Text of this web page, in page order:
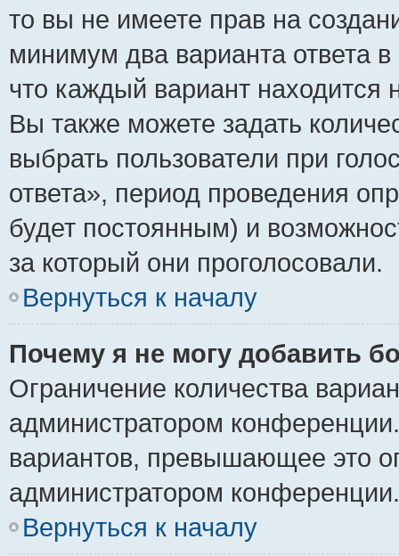
то вы не имеете прав на
минимум два варианта ответа
что каждый вариант находится
Вы также можете задать
выбрать пользователи при
ответа», период проведения
будет постоянным) и
за который они проголосовали.
Вернуться к началу
Почему я не могу добавить
Ограничение количества
администратором
вариантов, превышающее это
администратором конференции.
Вернуться к началу